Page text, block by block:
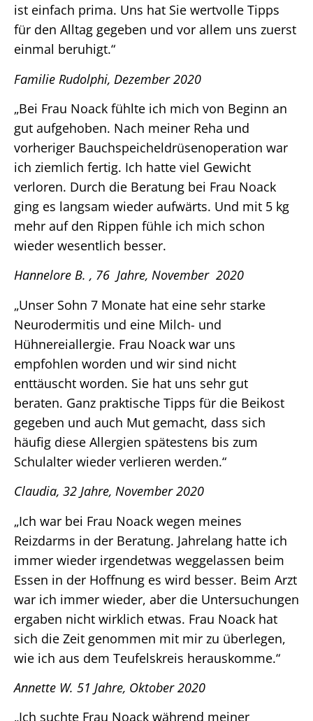
ist einfach prima. Uns hat Sie wertvolle Tipps
für den Alltag gegeben und vor allem uns zuerst
einmal beruhigt.“
Familie Rudolphi, Dezember 2020
„Bei Frau Noack fühlte ich mich von Beginn an
gut aufgehoben. Nach meiner Reha und
vorheriger Bauchspeicheldrüsenoperation war
ich ziemlich fertig. Ich hatte viel Gewicht
verloren. Durch die Beratung bei Frau Noack
ging es langsam wieder aufwärts. Und mit 5 kg
mehr auf den Rippen fühle ich mich schon
wieder wesentlich besser.
Hannelore B. , 76 Jahre, November 2020
„Unser Sohn 7 Monate hat eine sehr starke
Neurodermitis und eine Milch- und
Hühnereiallergie. Frau Noack war uns
empfohlen worden und wir sind nicht
enttäuscht worden. Sie hat uns sehr gut
beraten. Ganz praktische Tipps für die Beikost
gegeben und auch Mut gemacht, dass sich
häufig diese Allergien spätestens bis zum
Schulalter wieder verlieren werden.“
Claudia, 32 Jahre, November 2020
„Ich war bei Frau Noack wegen meines
Reizdarms in der Beratung. Jahrelang hatte ich
immer wieder irgendetwas weggelassen beim
Essen in der Hoffnung es wird besser. Beim Arzt
war ich immer wieder, aber die Untersuchungen
ergaben nicht wirklich etwas. Frau Noack hat
sich die Zeit genommen mit mir zu überlegen,
wie ich aus dem Teufelskreis herauskomme.“
Annette W. 51 Jahre, Oktober 2020
„Ich suchte Frau Noack während meiner